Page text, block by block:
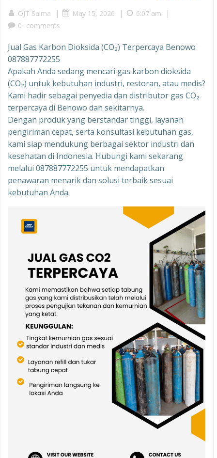
OJT Salma | May 15, 2026 | 6:07 am |
0 comments
Jual Gas Karbon Dioksida (CO₂) Terpercaya Benowo
087887772255
Apakah Anda sedang mencari gas karbon dioksida
(CO₂) untuk kebutuhan industri, restoran, atau medis?
Kami hadir sebagai penyedia dan distributor gas CO₂
terpercaya di Benowo dan sekitarnya.
Dengan produk yang berstandar tinggi, layanan
pengiriman cepat, serta konsultasi kebutuhan gas,
kami siap mendukung berbagai sektor industri dan
kesehatan di Indonesia. Hubungi kami sekarang
melalui 087887772255 untuk mendapatkan
penawaran menarik dan solusi terbaik sesuai
kebutuhan Anda.